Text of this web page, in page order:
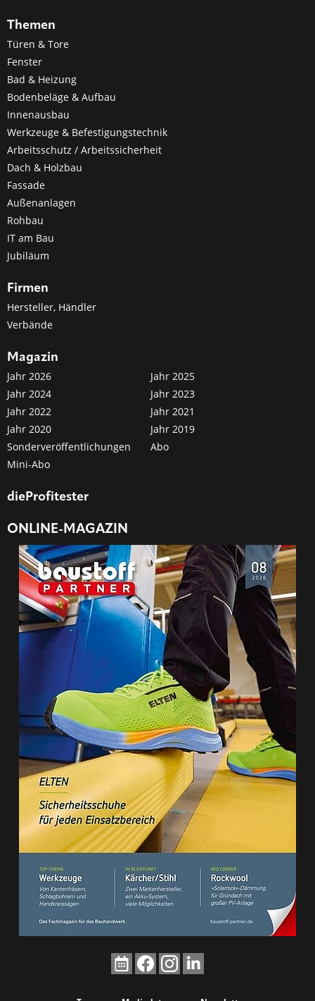
Themen
Türen & Tore
Fenster
Bad & Heizung
Bodenbeläge & Aufbau
Innenausbau
Werkzeuge & Befestigungstechnik
Arbeitsschutz / Arbeitssicherheit
Dach & Holzbau
Fassade
Außenanlagen
Rohbau
IT am Bau
Jubiläum
Firmen
Hersteller, Händler
Verbände
Magazin
Jahr 2026
Jahr 2025
Jahr 2024
Jahr 2023
Jahr 2022
Jahr 2021
Jahr 2020
Jahr 2019
Sonderveröffentlichungen
Abo
Mini-Abo
dieProfitester
ONLINE-MAGAZIN